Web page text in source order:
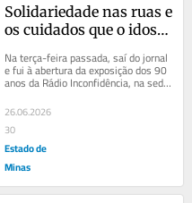
Solidariedade nas ruas e
os cuidados que o idoso
Na terça-feira passada, saí do jornal
e fui à abertura da exposição dos 90
anos da Rádio Inconfidência, na sede
26.06.2026
30
Estado de
Minas